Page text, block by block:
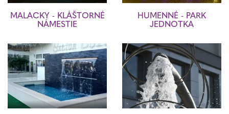
MALACKY - KLÁŠTORNÉ
NÁMESTIE
HUMENNÉ - PARK
JEDNOTKA